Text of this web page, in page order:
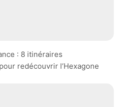
: 8 itinéraires
redécouvrir l’Hexagone